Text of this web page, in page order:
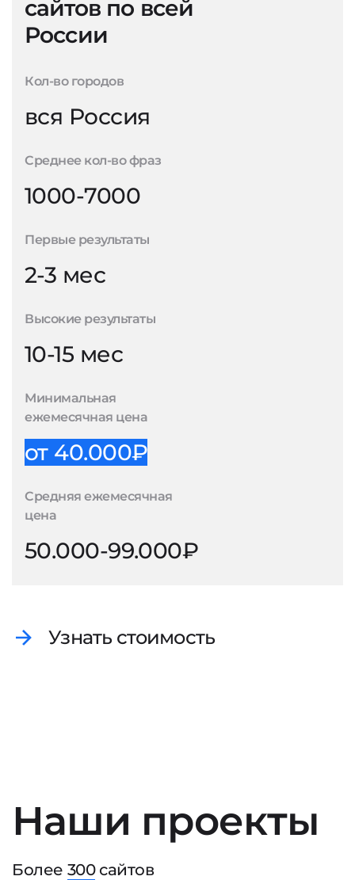
сайтов по всей
России
Кол-во городов
вся Россия
Среднее кол-во фраз
1000-7000
Первые результаты
2-3 мес
Высокие результаты
10-15 мес
Минимальная
ежемесячная цена
от 40.000₽
Средняя ежемесячная
цена
50.000-99.000₽
Узнать стоимость
Наши проекты
Более 300сайтов